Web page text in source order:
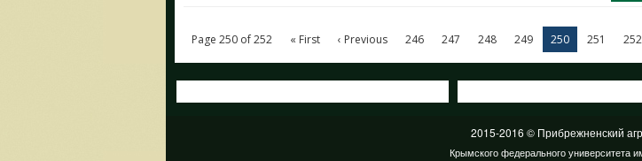
Page 250 of 252 « First ‹ Previous 246 247 248 249 250 251 252
2015-2016 © Прибрежненский
Крымского федерального университета